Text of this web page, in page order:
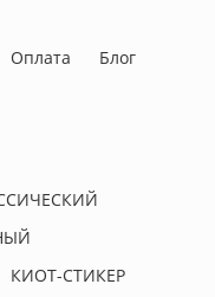
Оплата
Блог
КИОТ-СТИКЕР